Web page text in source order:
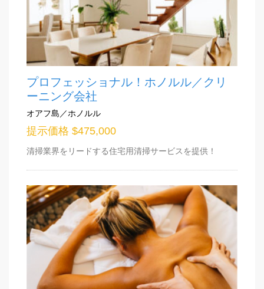
プロフェッショナル！ホノルル／クリ
ーニング会社
オアフ島／ホノルル
提示価格 $475,000
清掃業界をリードする住宅用清掃サービスを提供！